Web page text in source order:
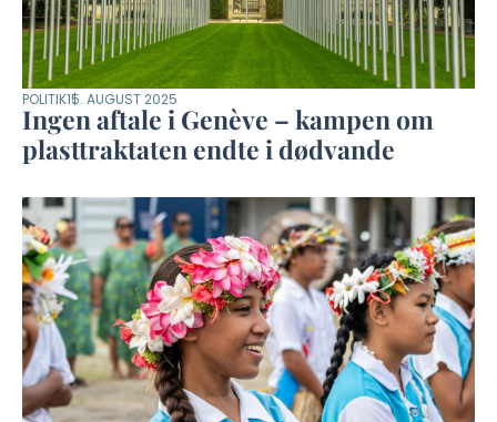
POLITIK15. AUGUST 2025
Ingen aftale i Genève – kampen om
plasttraktaten endte i dødvande